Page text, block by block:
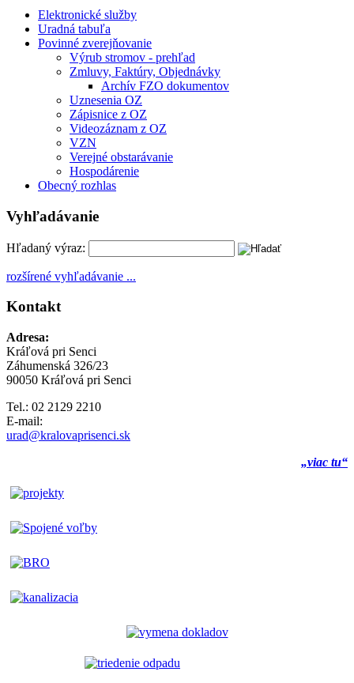
Elektronické služby
Uradná tabuľa
Povinné zverejňovanie
Výrub stromov - prehľad
Zmluvy, Faktúry, Objednávky
Archív FZO dokumentov
Uznesenia OZ
Zápisnice z OZ
Videozáznam z OZ
VZN
Verejné obstarávanie
Hospodárenie
Obecný rozhlas
Vyhľadávanie
Hľadaný výraz:
rozšírené vyhľadávanie ...
Kontakt
Adresa:
Kráľová pri Senci
Záhumenská 326/23
90050 Kráľová pri Senci
Tel.: 02 2129 2210
E-mail:
urad@kralovaprisenci.sk
„viac tu“